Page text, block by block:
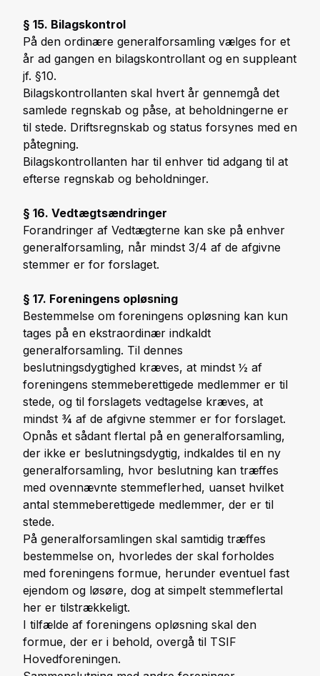
§ 15. Bilagskontrol
På den ordinære generalforsamling vælges for et
år ad gangen en bilagskontrollant og en suppleant
jf. §10.
Bilagskontrollanten skal hvert år gennemgå det
samlede regnskab og påse, at beholdningerne er
til stede. Driftsregnskab og status forsynes med en
påtegning.
Bilagskontrollanten har til enhver tid adgang til at
efterse regnskab og beholdninger.
§ 16. Vedtægtsændringer
Forandringer af Vedtægterne kan ske på enhver
generalforsamling, når mindst 3/4 af de afgivne
stemmer er for forslaget.
§ 17. Foreningens opløsning
Bestemmelse om foreningens opløsning kan kun
tages på en ekstraordinær indkaldt
generalforsamling. Til dennes
beslutningsdygtighed kræves, at mindst ½ af
foreningens stemmeberettigede medlemmer er til
stede, og til forslagets vedtagelse kræves, at
mindst ¾ af de afgivne stemmer er for forslaget.
Opnås et sådant flertal på en generalforsamling,
der ikke er beslutningsdygtig, indkaldes til en ny
generalforsamling, hvor beslutning kan træffes
med ovennævnte stemmeflerhed, uanset hvilket
antal stemmeberettigede medlemmer, der er til
stede.
På generalforsamlingen skal samtidig træffes
bestemmelse on, hvorledes der skal forholdes
med foreningens formue, herunder eventuel fast
ejendom og løsøre, dog at simpelt stemmeflertal
her er tilstrækkeligt.
I tilfælde af foreningens opløsning skal den
formue, der er i behold, overgå til TSIF
Hovedforeningen.